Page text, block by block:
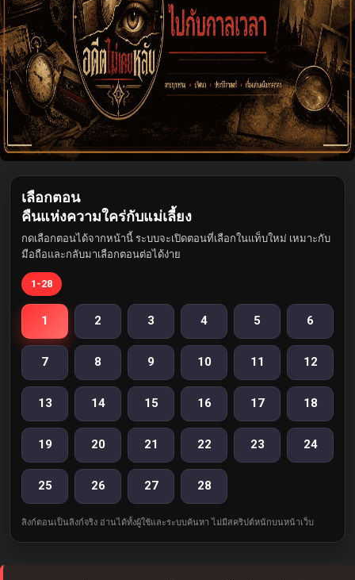
เลือกตอน
คืนแห่งความใคร่กับแม่เลี้ยง
กดเลือกตอนได้จากหน้านี้ ระบบจะเปิดตอนที่เลือกในแท็บใหม่ เหมาะกับ
มือถือและกลับมาเลือกตอนต่อได้ง่าย
1-28
1 2 3 4 5 6
7 8 9 10 11 12
13 14 15 16 17 18
19 20 21 22 23 24
25 26 27 28
ลิงก์ตอนเป็นลิงก์จริง อ่านได้ทั้งผู้ใช้และระบบค้นหา ไม่มีสคริปต์หนักบนหน้าเว็บ